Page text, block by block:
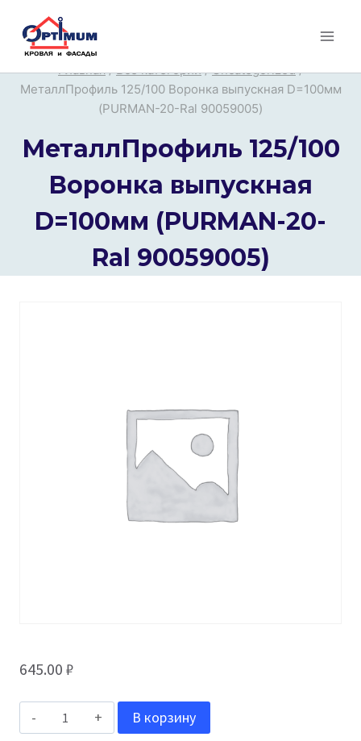
Перейти
Главная / Все категории / Uncategorized /
МеталлПрофиль 125/100 Воронка выпускная D=100мм
(PURMAN-20-Ral 90059005)
МеталлПрофиль 125/100
Воронка выпускная
D=100мм (PURMAN-20-
Ral 90059005)
645.00 ₽
Количество
В корзину